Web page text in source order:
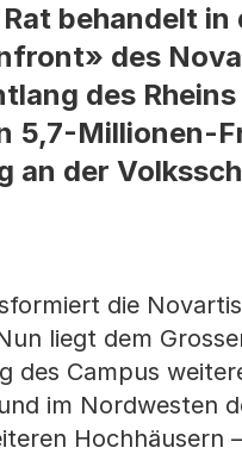
Rat behandelt
des
des
5,7-Millionen-
an der
die
liegt dem
des Campus
im Nordwesten
Hochhäusern